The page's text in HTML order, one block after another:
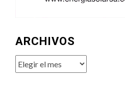
ARCHIVOS
Archivos